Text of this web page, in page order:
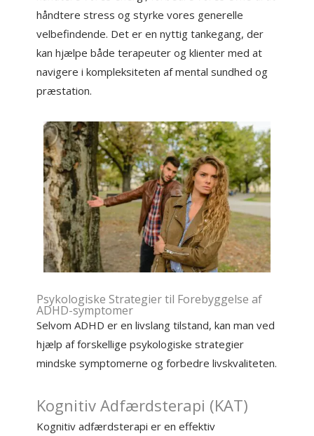
håndtere stress og styrke vores generelle
velbefindende. Det er en nyttig tankegang, der
kan hjælpe både terapeuter og klienter med at
navigere i kompleksiteten af mental sundhed og
præstation.
Psykologiske Strategier til Forebyggelse af
ADHD-symptomer
Selvom ADHD er en livslang tilstand, kan man ved
hjælp af forskellige psykologiske strategier
mindske symptomerne og forbedre livskvaliteten.
Kognitiv Adfærdsterapi (KAT)
Kognitiv adfærdsterapi er en effektiv